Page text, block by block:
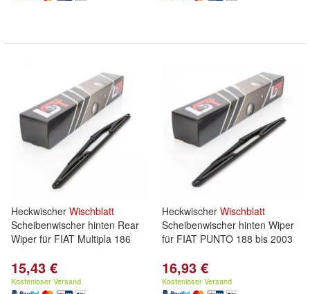
Heckwischer Wischblatt
Scheibenwischer hinten Rear
Wiper für FIAT Multipla 186
15,43 €
Kostenloser Versand
Heckwischer Wischblatt
Scheibenwischer hinten Wiper
für FIAT PUNTO 188 bis 2003
16,93 €
Kostenloser Versand